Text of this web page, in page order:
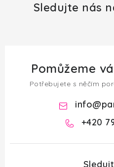
Sledujte nás
Pomůžeme
Potřebujete s něčím
info@
+420